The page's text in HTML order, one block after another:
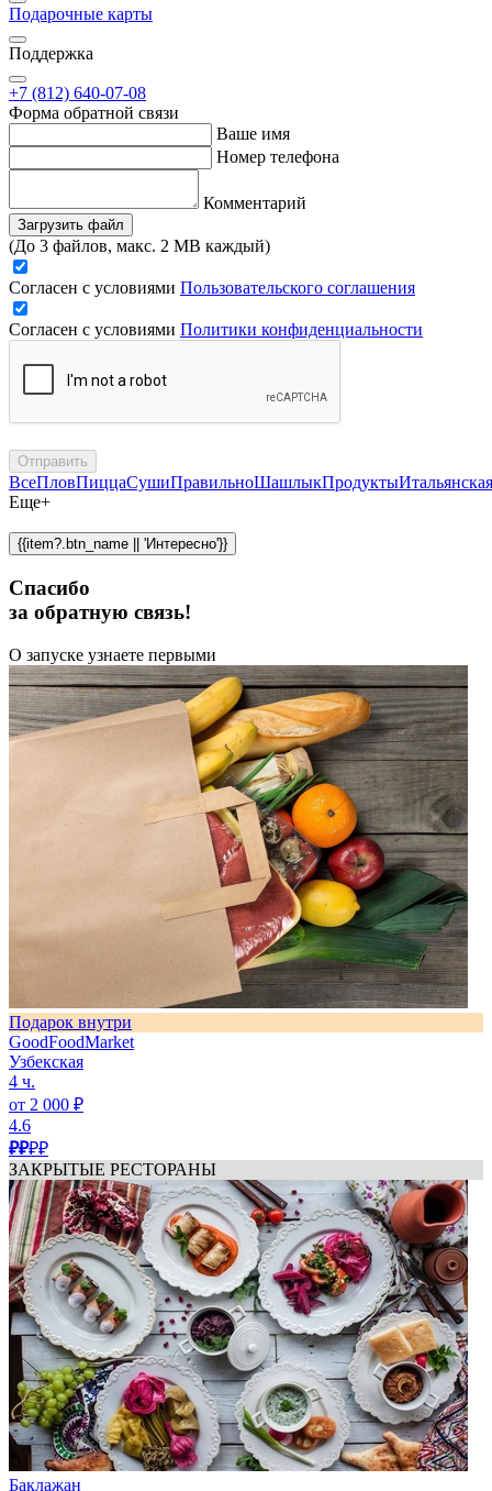
Подарочные карты
Поддержка
+7 (812) 640-07-08
Форма обратной связи
Ваше имя
Номер телефона
Комментарий
Загрузить файл
(До 3 файлов, макс. 2 MB каждый)
Согласен с условиями Пользовательского соглашения
Согласен с условиями Политики конфиденциальности
Отправить
ВсеПловПиццаСушиПравильноШашлыкПродуктыИтальянская
Еще+
{{item?.btn_name || 'Интересно'}}
Спасибо
за обратную связь!
О запуске узнаете первыми
Подарок внутри
GoodFoodMarket
Узбекская
4 ч.
от 2 000 ₽
4.6
₽₽₽₽
ЗАКРЫТЫЕ РЕСТОРАНЫ
Баклажан